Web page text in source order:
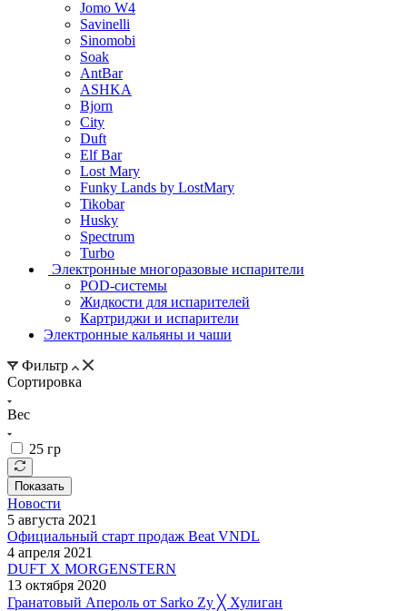
Jomo W4
Savinelli
Sinomobi
Soak
AntBar
ASHKA
Bjorn
City
Duft
Elf Bar
Lost Mary
Funky Lands by LostMary
Tikobar
Husky
Spectrum
Turbo
Электронные многоразовые испарители
POD-системы
Жидкости для испарителей
Картриджи и испарители
Электронные кальяны и чаши
Фильтр
Сортировка
Вес
25 гр
Показать
Новости
5 августа 2021
Официальный старт продаж Beat VNDL
4 апреля 2021
DUFT X MORGENSTERN
13 октября 2020
Гранатовый Апероль от Sarko Zy ╳ Хулиган